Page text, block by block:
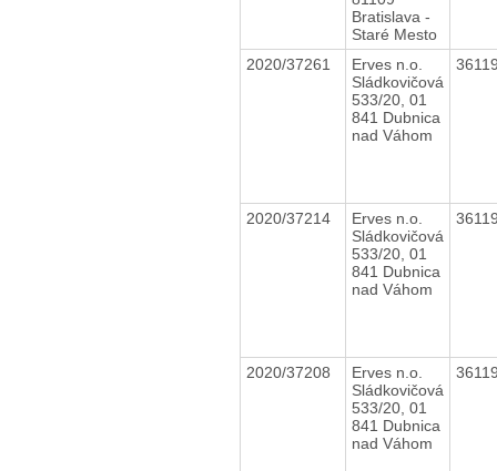
Bratislava -
Staré Mesto
2020/37261
Erves n.o.
Sládkovičová
533/20, 01
841 Dubnica
nad Váhom
2020/37214
Erves n.o.
Sládkovičová
533/20, 01
841 Dubnica
nad Váhom
2020/37208
Erves n.o.
Sládkovičová
533/20, 01
841 Dubnica
nad Váhom